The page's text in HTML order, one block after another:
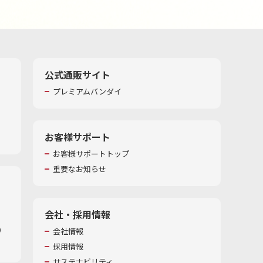
公式通販サイト
プレミアムバンダイ
お客様サポート
お客様サポートトップ
重要なお知らせ
会社・採用情報
会社情報
採用情報